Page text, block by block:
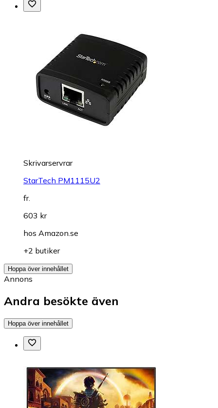
Skrivarservrar
StarTech PM1115U2
fr.
603 kr
hos Amazon.se
+2 butiker
Hoppa över innehållet
Annons
Andra besökte även
Hoppa över innehållet